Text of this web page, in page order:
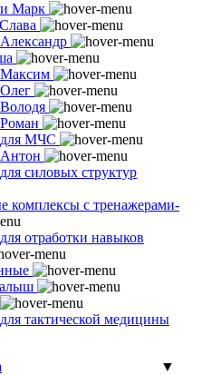
Марк
МЧС
силовых структур
комплексы с тренажерами-
отработки навыков
тактической медицины
▼